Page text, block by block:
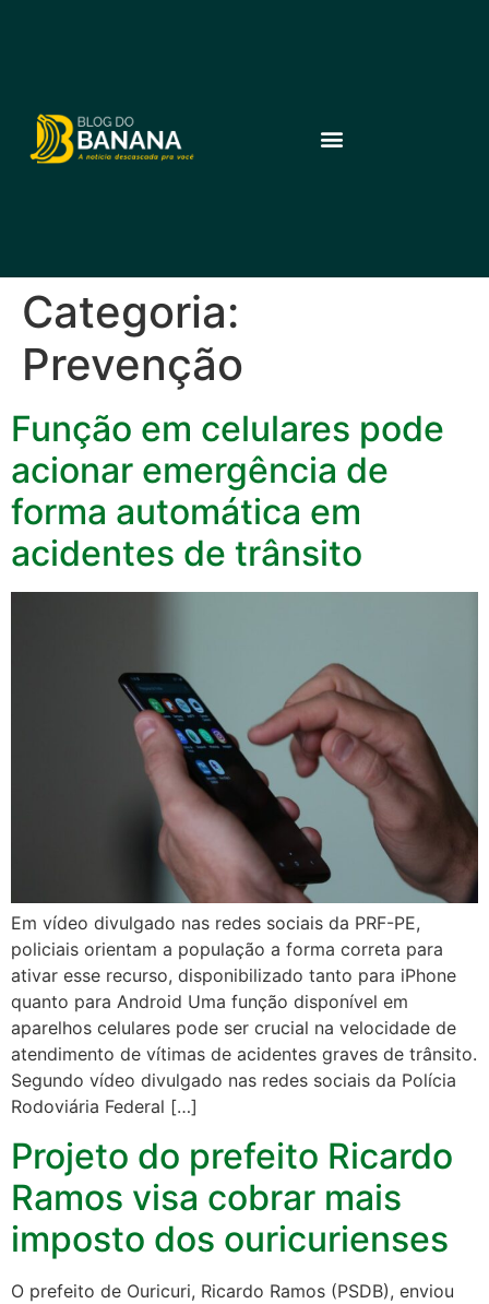
Categoria:
Prevenção
Função em celulares pode
acionar emergência de
forma automática em
acidentes de trânsito
Em vídeo divulgado nas redes sociais da PRF-PE,
policiais orientam a população a forma correta para
ativar esse recurso, disponibilizado tanto para iPhone
quanto para Android Uma função disponível em
aparelhos celulares pode ser crucial na velocidade de
atendimento de vítimas de acidentes graves de trânsito.
Segundo vídeo divulgado nas redes sociais da Polícia
Rodoviária Federal […]
Projeto do prefeito Ricardo
Ramos visa cobrar mais
imposto dos ouricurienses
O prefeito de Ouricuri, Ricardo Ramos (PSDB), enviou